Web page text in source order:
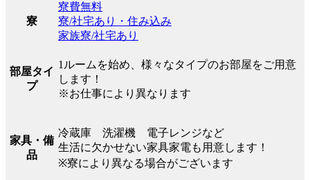
寮
寮費無料
寮/社宅あり・住み込み
家族寮/社宅あり
部屋タイ
プ
1ルームを始め、様々なタイプのお部屋をご用意
します！
※お仕事により異なります
家具・備
品
冷蔵庫 洗濯機 電子レンジなど
生活に欠かせない家具家電も用意します！
※寮により異なる場合がございます